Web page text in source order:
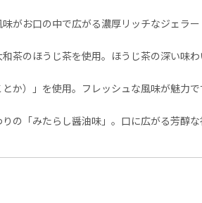
がお口の中で広がる濃厚リッチなジェラ
茶のほうじ茶を使用。ほうじ茶の深い味
か）」を使用。フレッシュな風味が魅力で
の「みたらし醤油味」。口に広がる芳醇